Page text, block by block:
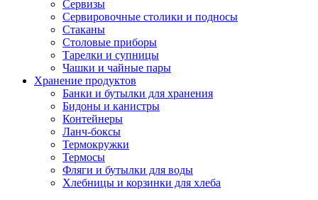
Сервизы
Сервировочные столики и подносы
Стаканы
Столовые приборы
Тарелки и супницы
Чашки и чайные пары
Хранение продуктов
Банки и бутылки для хранения
Бидоны и канистры
Контейнеры
Ланч-боксы
Термокружки
Термосы
Фляги и бутылки для воды
Хлебницы и корзинки для хлеба